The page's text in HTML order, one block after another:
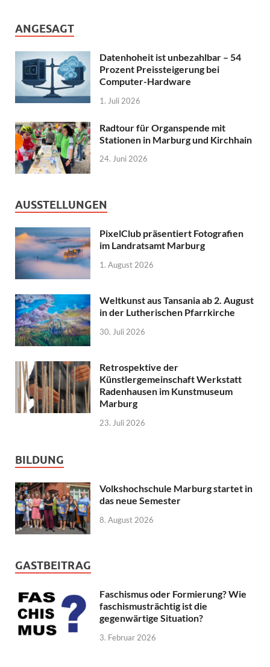
ANGESAGT
Datenhoheit ist unbezahlbar – 54
Prozent Preissteigerung bei
Computer-Hardware
1. Juli 2026
Radtour für Organspende mit
Stationen in Marburg und Kirchhain
24. Juni 2026
AUSSTELLUNGEN
PixelClub präsentiert Fotografien
im Landratsamt Marburg
1. August 2026
Weltkunst aus Tansania ab 2. August
in der Lutherischen Pfarrkirche
30. Juli 2026
Retrospektive der
Künstlergemeinschaft Werkstatt
Radenhausen im Kunstmuseum
Marburg
23. Juli 2026
BILDUNG
Volkshochschule Marburg startet in
das neue Semester
8. August 2026
GASTBEITRAG
Faschismus oder Formierung? Wie
faschismusträchtig ist die
gegenwärtige Situation?
3. Februar 2026